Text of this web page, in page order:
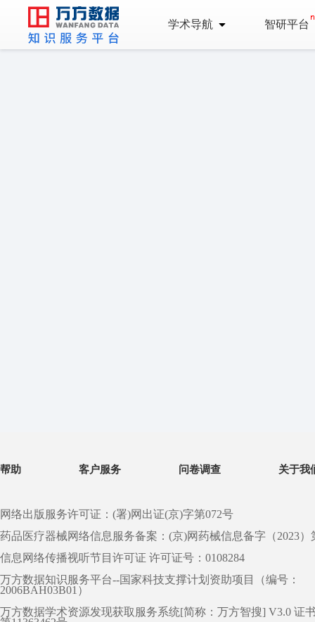
学术导航 智研平台
帮助 客户服务 问卷调查 关于我
网络出版服务许可证：(署)网出证(京)字第072号
药品医疗器械网络信息服务备案：(京)网药械信息备字（2023）
信息网络传播视听节目许可证 许可证号：0108284
万方数据知识服务平台--国家科技支撑计划资助项目（编号：
2006BAH03B01）
万方数据学术资源发现获取服务系统[简称：万方智搜] V3.0 证